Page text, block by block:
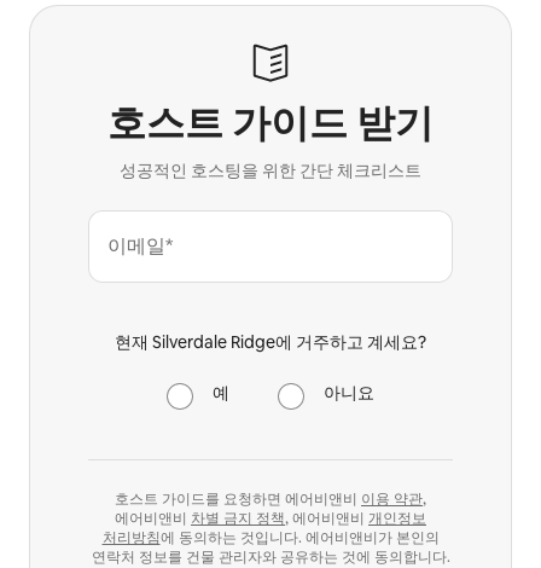
호스트 가이드 받기
성공적인 호스팅을 위한 간단 체크리스트
이메일*
현재 Silverdale Ridge에 거주하고 계세요?
예 아니요
호스트 가이드를 요청하면 에어비앤비 이용 약관,
에어비앤비 차별 금지 정책, 에어비앤비 개인정보
처리방침에 동의하는 것입니다. 에어비앤비가 본인의
연락처 정보를 건물 관리자와 공유하는 것에 동의합니다.